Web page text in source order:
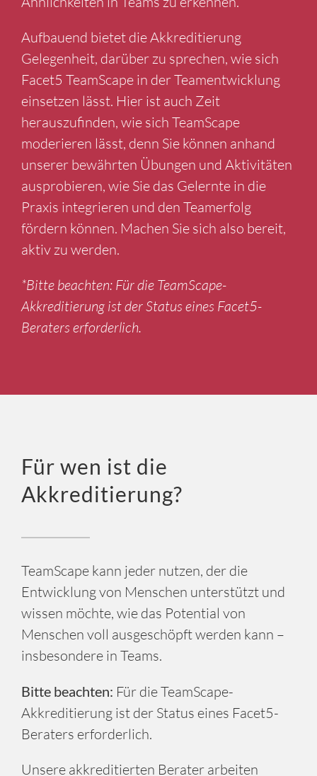
Ähnlichkeiten in Teams zu erkennen.
Aufbauend bietet die Akkreditierung
Gelegenheit, darüber zu sprechen, wie sich
Facet5 TeamScape in der Teamentwicklung
einsetzen lässt. Hier ist auch Zeit
herauszufinden, wie sich TeamScape
moderieren lässt, denn Sie können anhand
unserer bewährten Übungen und Aktivitäten
ausprobieren, wie Sie das Gelernte in die
Praxis integrieren und den Teamerfolg
fördern können. Machen Sie sich also bereit,
aktiv zu werden.
*Bitte beachten: Für die TeamScape-
Akkreditierung ist der Status eines Facet5-
Beraters erforderlich.
Für wen ist die
Akkreditierung?
TeamScape kann jeder nutzen, der die
Entwicklung von Menschen unterstützt und
wissen möchte, wie das Potential von
Menschen voll ausgeschöpft werden kann –
insbesondere in Teams.
Bitte beachten: Für die TeamScape-
Akkreditierung ist der Status eines Facet5-
Beraters erforderlich.